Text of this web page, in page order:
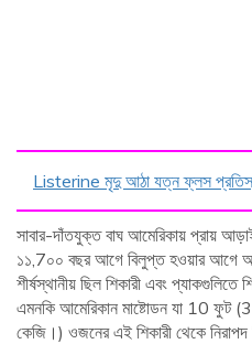
Listerine মৃদু আঠা যত্ন ফ্লস
সাবার-দাঁতযুক্ত বাঘ আমেরিকায় প্রায়
১১,7০০ বছর আগে বিলুপ্ত হওয়ার আগে
শীর্ষস্থানীয় ছিল শিকারী এবং
এমনকি আমেরিকান মাষ্টোডন যা 10 ফুট
কেজি।) ওজনের এই শিকারী থেকে নিরাপদ